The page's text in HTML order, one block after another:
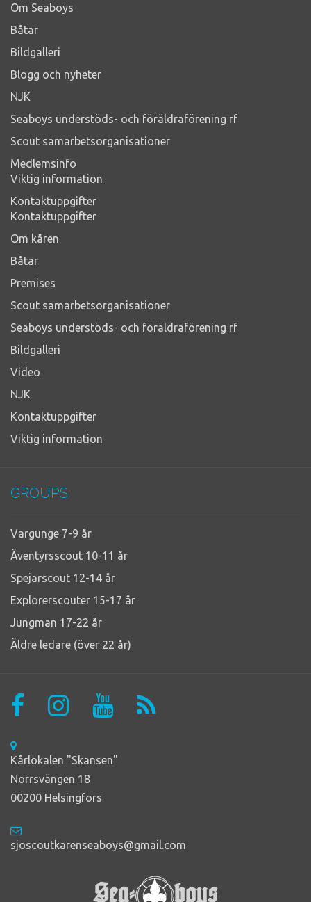
Om Seaboys
Båtar
Bildgalleri
Blogg och nyheter
NJK
Seaboys understöds- och föräldraförening rf
Scout samarbetsorganisationer
Medlemsinfo
Viktig information
Kontaktuppgifter
Kontaktuppgifter
Om kåren
Båtar
Premises
Scout samarbetsorganisationer
Seaboys understöds- och föräldraförening rf
Bildgalleri
Video
NJK
Kontaktuppgifter
Viktig information
GROUPS
Vargunge 7-9 år
Äventyrsscout 10-11 år
Spejarscout 12-14 år
Explorerscouter 15-17 år
Jungman 17-22 år
Äldre ledare (över 22 år)
Kårlokalen "Skansen"
Norrsvängen 18
00200 Helsingfors
sjoscoutkarenseaboys@gmail.com